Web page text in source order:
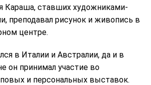
Караша, ставших художниками-
преподавал рисунок и живопись в
центре.
в Италии и Австралии, да и в
он принимал участие во
и персональных выставок.